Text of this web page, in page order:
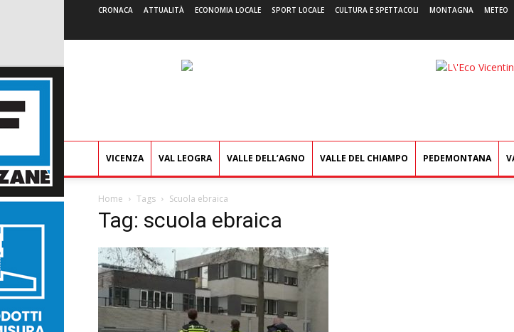
CRONACA ATTUALITÀ ECONOMIA LOCALE SPORT LOCALE CULTURA E SPETTACOLI MONTAGNA METEO
L'Eco
VICENZA VAL LEOGRA VALLE DELL’AGNO VALLE DEL CHIAMPO PEDEMONTANA
Home Tags Scuola ebraica
Tag: scuola ebraica